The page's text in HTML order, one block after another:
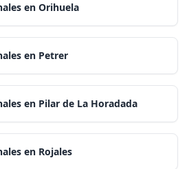
en Orihuela
en Petrer
en Pilar de La Horadada
en Rojales